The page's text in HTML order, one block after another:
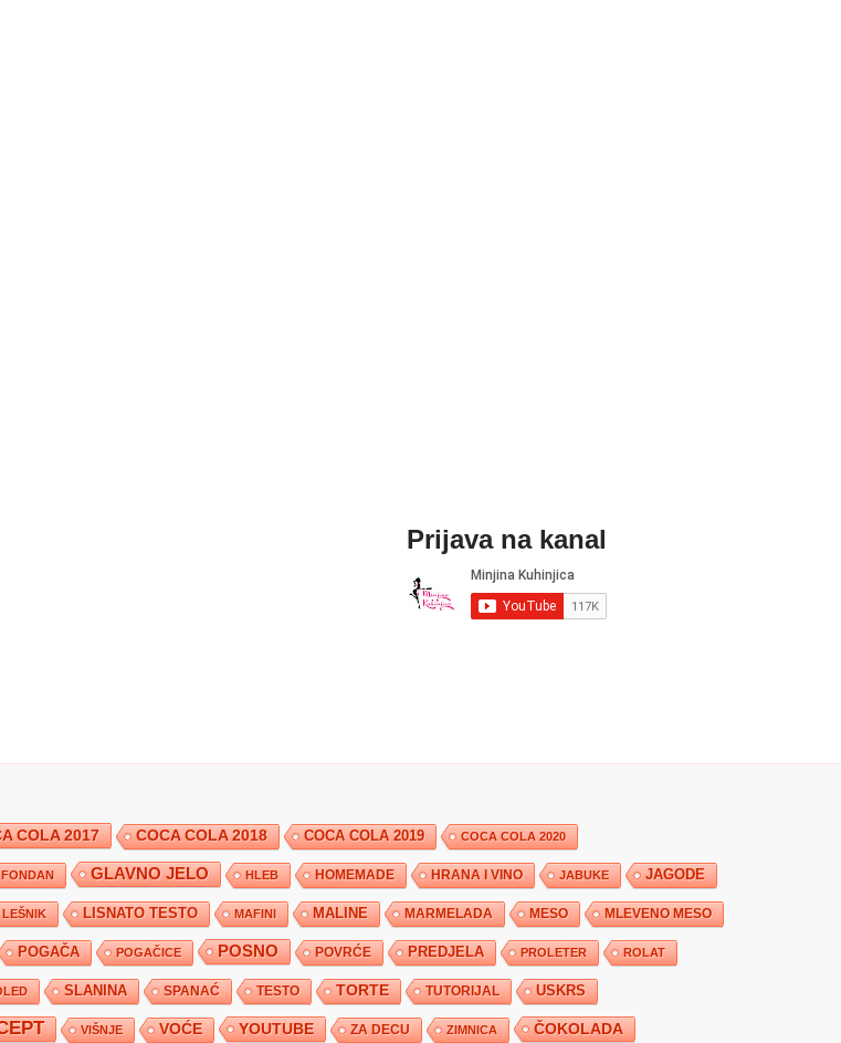
Prijava na kanal
COLA 2017 COCA COLA 2018 COCA COLA 2019 COCA COLA 2020
FONDAN GLAVNO JELO HLEB HOMEMADE HRANA I VINO JABUKE JAGODE
LEŠNIK LISNATO TESTO MAFINI MALINE MARMELADA MESO MLEVENO MESO
POGAČA POGAČICE POSNO POVRĆE PREDJELA PROLETER ROLAT
SLANINA SPANAĆ TESTO TORTE TUTORIJAL USKRS
VIŠNJE VOĆE YOUTUBE ZA DECU ZIMNICA ČOKOLADA